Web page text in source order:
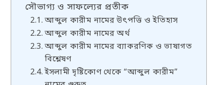
সৌভাগ্য ও সাফল্যের প্রতীক
আব্দুল কারীম নামের উৎপত্তি ও ইতিহাস
আব্দুল কারীম নামের অর্থ
আব্দুল কারীম নামের ব্যাকরণিক ও ভাষাগত
বিশ্লেষণ
ইসলামী দৃষ্টিকোণ থেকে “আব্দুল কারীম”